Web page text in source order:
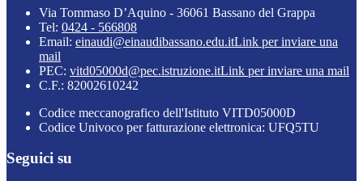
Via Tommaso D’Aquino - 36061 Bassano del Grappa
Tel: 0424 - 566808
Email: einaudi@einaudibassano.edu.itLink per inviare una
mail
PEC: vitd05000d@pec.istruzione.itLink per inviare una mail
C.F.: 82002610242
Codice meccanografico dell'Istituto VITD05000D
Codice Univoco per fatturazione elettronica: UFQ5TU
Seguici su